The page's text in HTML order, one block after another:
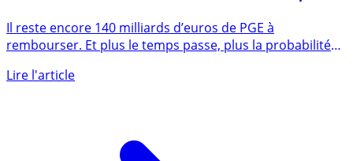
remboursements, les restaurateurs n’arrivent pas à
régler l’addition
rembourser. Et plus le temps passe, plus la probabilité